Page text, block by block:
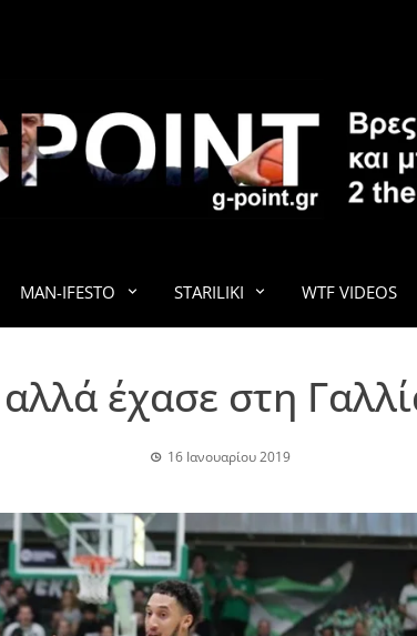
G-
MAN-IFESTO STARILIKI WTF VIDEOS
έχασε στη
16 Ιανουαρίου 2019